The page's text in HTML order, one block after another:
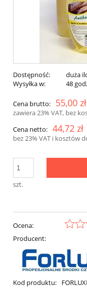
Dostępność:
duża
Wysyłka w:
48
Cena brutto: 55,00 zł
zawiera 23% VAT, bez
Cena netto: 44,72 zł
bez 23% VAT i kosztów
szt.
Ocena:
Producent:
Kod produktu: